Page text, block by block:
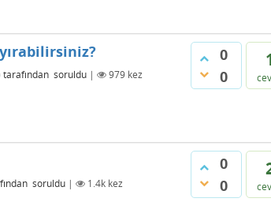
0
0
tarafından soruldu | 979 kez
0
0
soruldu | 1.4k kez